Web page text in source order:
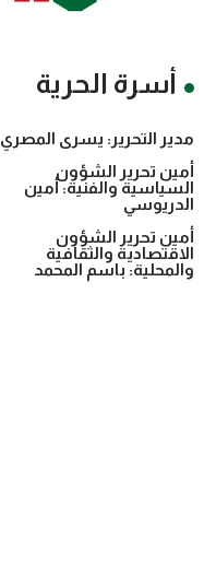
أسرة الحرية
مدير التحرير: يسرى المصري
أمين تحرير الشؤون
السياسية والفنية: أمين
الدريوسي
أمين تحرير الشؤون
الاقتصادية والثقافية
والمحلية: باسم المحمد